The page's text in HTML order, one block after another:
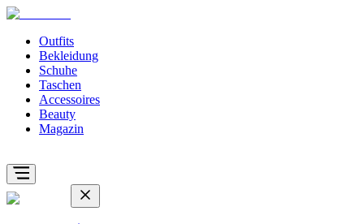
Outfits
Bekleidung
Schuhe
Taschen
Accessoires
Beauty
Magazin